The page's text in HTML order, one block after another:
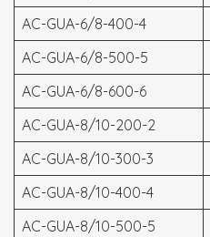
AC-GUA-6/8-400-4
AC-GUA-6/8-500-5
AC-GUA-6/8-600-6
AC-GUA-8/10-200-2
AC-GUA-8/10-300-3
AC-GUA-8/10-400-4
AC-GUA-8/10-500-5